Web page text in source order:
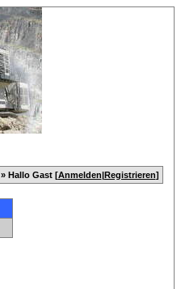
» Hallo Gast [Anmelden|Registrieren]